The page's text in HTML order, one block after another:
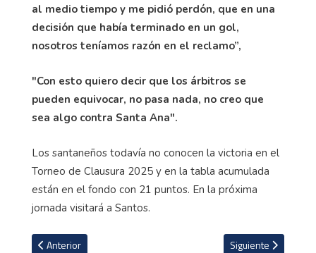
al medio tiempo y me pidió perdón, que en una
decisión que había terminado en un gol,
nosotros teníamos razón en el reclamo”,
"Con esto quiero decir que los árbitros se
pueden equivocar, no pasa nada, no creo que
sea algo contra Santa Ana".
Los santaneños todavía no conocen la victoria en el
Torneo de Clausura 2025 y en la tabla acumulada
están en el fondo con 21 puntos. En la próxima
jornada visitará a Santos.
Artículo anterior: Herediano sacó su jerarquía para derrotar a
Anterior Artículo siguiente:
Siguiente